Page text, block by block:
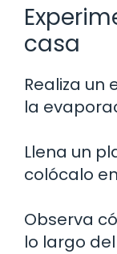
casa
Realiza un
la
Llena un
colócalo
Observa
lo largo